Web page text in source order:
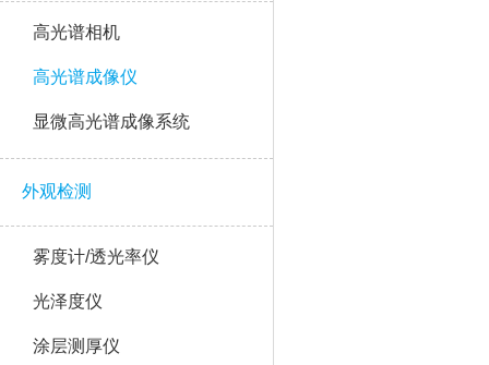
高光谱相机
高光谱成像仪
显微高光谱成像系统
外观检测
雾度计/透光率仪
光泽度仪
涂层测厚仪